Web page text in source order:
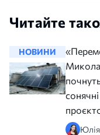
Читайте
НОВИНИ